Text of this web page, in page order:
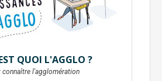
QUOI L'AGGLO ?
connaître l'agglomération